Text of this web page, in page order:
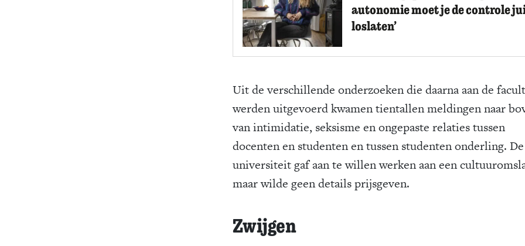
autonomie moet je de controle
loslaten’
Uit de verschillende onderzoeken die daarna aan de
werden uitgevoerd kwamen tientallen meldingen naar
van intimidatie, seksisme en ongepaste relaties tussen
docenten en studenten en tussen studenten onderling. De
universiteit gaf aan te willen werken aan een
maar wilde geen details prijsgeven.
Zwijgen